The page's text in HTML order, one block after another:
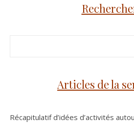
Articles de la
Récapitulatif d’idées d’activités